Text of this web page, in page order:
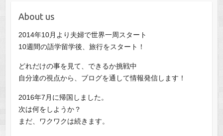
About us
2014年10月より夫婦で世界一周スタート
10週間の語学留学後、旅行をスタート！
どれだけの事を見て、できるか挑戦中
自分達の視点から、ブログを通して情報発信します！
2016年7月に帰国しました。
次は何をしようか？
まだ、ワクワクは続きます。